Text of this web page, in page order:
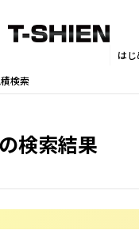
は
検索
検索結果